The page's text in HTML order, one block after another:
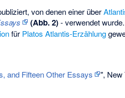
von denen einer über
(Abb. 2)- verwendet wurde.
für Platos Atlantis-Erzählung
and Fifteen Other Essays
", New